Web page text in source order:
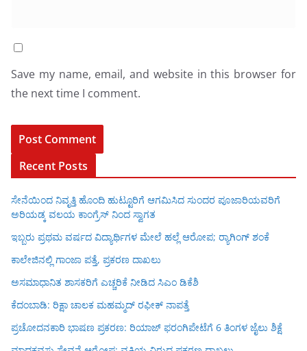
Save my name, email, and website in this browser for
the next time I comment.
Recent Posts
ಸೇನೆಯಿಂದ ನಿವೃತ್ತಿ ಹೊಂದಿ ಹುಟ್ಟೂರಿಗೆ ಆಗಮಿಸಿದ ಸುಂದರ ಪೂಜಾರಿಯವರಿಗೆ
ಅರಿಯಡ್ಕ ವಲಯ ಕಾಂಗ್ರೆಸ್ ನಿಂದ ಸ್ವಾಗತ
ಇಬ್ಬರು ಪ್ರಥಮ ವರ್ಷದ ವಿದ್ಯಾರ್ಥಿಗಳ ಮೇಲೆ ಹಲ್ಲೆ ಆರೋಪ; ರ‍್ಯಾಗಿಂಗ್ ಶಂಕೆ
ಕಾಲೇಜಿನಲ್ಲಿ ಗಾಂಜಾ ಪತ್ತೆ, ಪ್ರಕರಣ ದಾಖಲು
ಅಸಮಾಧಾನಿತ ಶಾಸಕರಿಗೆ ಎಚ್ಚರಿಕೆ ನೀಡಿದ ಸಿಎಂ ಡಿಕೆಶಿ
ಕೆದಂಬಾಡಿ: ರಿಕ್ಷಾ ಚಾಲಕ ಮಹಮ್ಮದ್ ರಫೀಕ್ ನಾಪತ್ತೆ
ಪ್ರಚೋದನಕಾರಿ ಭಾಷಣ ಪ್ರಕರಣ: ರಿಯಾಜ್ ಫರಂಗಿಪೇಟೆಗೆ 6 ತಿಂಗಳ ಜೈಲು ಶಿಕ್ಷೆ